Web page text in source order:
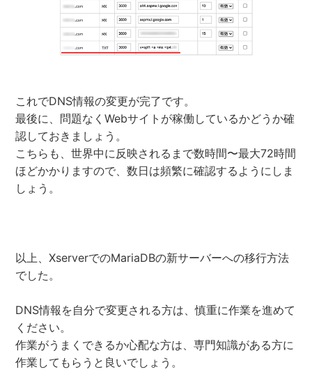
これでDNS情報の変更が完了です。
最後に、問題なくWebサイトが稼働しているかどうか確
認しておきましょう。
こちらも、世界中に反映されるまで数時間〜最大72時間
ほどかかりますので、数日は頻繁に確認するようにしま
しょう。
以上、XserverでのMariaDBの新サーバーへの移行方法
でした。
DNS情報を自分で変更される方は、慎重に作業を進めて
ください。
作業がうまくできるか心配な方は、専門知識がある方に
作業してもらうと良いでしょう。